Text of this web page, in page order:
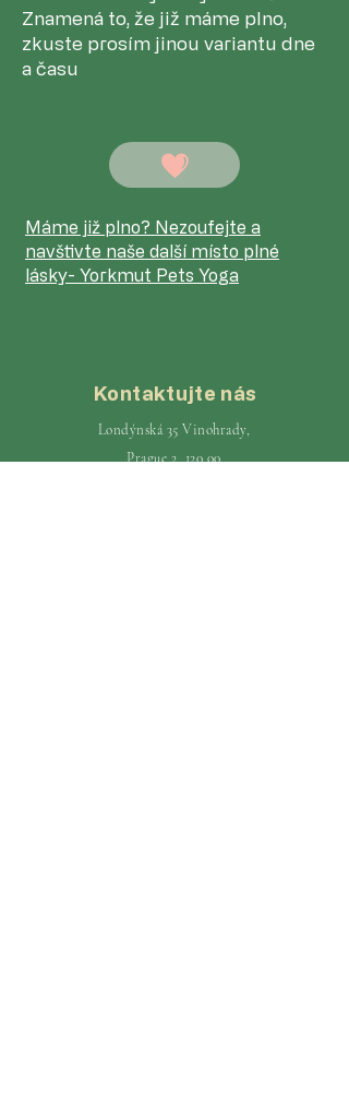
Znamená to, že již máme plno,
zkuste prosím jinou variantu dne
a času
Máme již plno? Nezoufejte a
navštivte naše další místo plné
lásky- Yorkmut Pets Yoga
Kontaktujte nás
Londýnská 35 Vinohrady,
Prague 2, 120 00